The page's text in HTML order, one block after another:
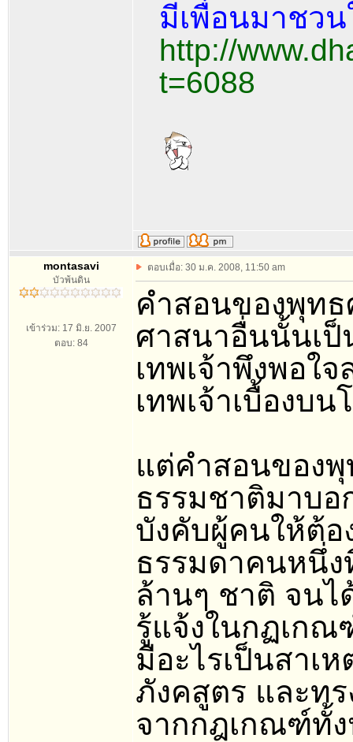
มีเพื่อนมาชว
http://
t=6088
montasavi
บัวพ้นดิน
เข้าร่วม: 17 มิ.ย. 2007
ตอบ: 84
ตอบเมื่อ: 30 ม.ค. 2008, 11:50 am
คำสอนของพุท
ศาสนาอื่นนั้นเป็
เทพเจ้าพึงพอใ
เทพเจ้าเบื้องบ
แต่คำสอนของพุ
ธรรมชาติมาบอ
บังคับผู้คนให้ต้อ
ธรรมดาคนหนึ่
ล้านๆ ชาติ จนไ
รู้แจ้งในกฏเกณ
มีอะไรเป็นสาเ
ภังคสูตร และท
จากกฎเกณฑ์ทั้ง